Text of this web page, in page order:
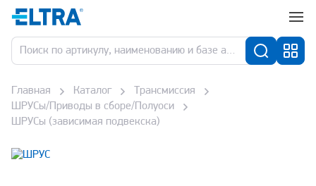
Главная Каталог
Трансмиссия
ШРУСы/Приводы в сборе/Полуоси
ШРУСы (зависимая подвекска)